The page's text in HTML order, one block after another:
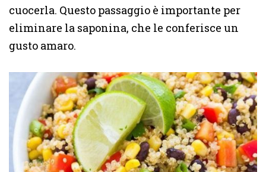
cuocerla. Questo passaggio è importante per
eliminare la saponina, che le conferisce un
gusto amaro.